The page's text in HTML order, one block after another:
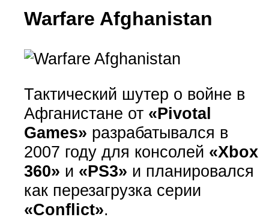
Warfare Afghanistan
Тактический шутер о войне в
Афганистане от «Pivotal
Games» разрабатывался в
2007 году для консолей «Xbox
360» и «PS3» и планировался
как перезагрузка серии
«Conflict».